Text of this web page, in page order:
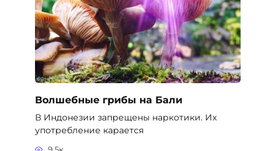
Волшебные грибы на Бали
В Индонезии запрещены наркотики. Их
употребление карается